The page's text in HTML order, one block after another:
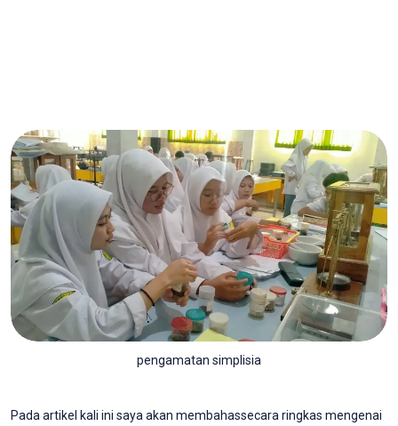
pengamatan simplisia
Pada artikel kali ini saya akan membahassecara ringkas mengenai